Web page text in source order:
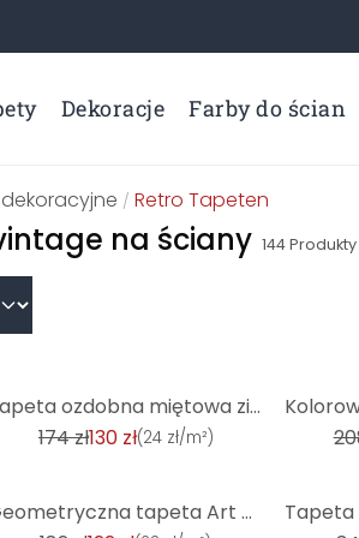
Dekoracje Farby do ścian
/ Retro Tapeten
na ściany 144Produkty
Tapeta ozdobna miętowa zieleń srebro - błyszcząca tapeta z włókniny z próbkami w stylu vintage
174 zł130 zł(24 zł/m²)
Geometryczna tapeta Art Deco czarne złoto - nowoczesna tapeta wg wzoru - tapeta z włókniny